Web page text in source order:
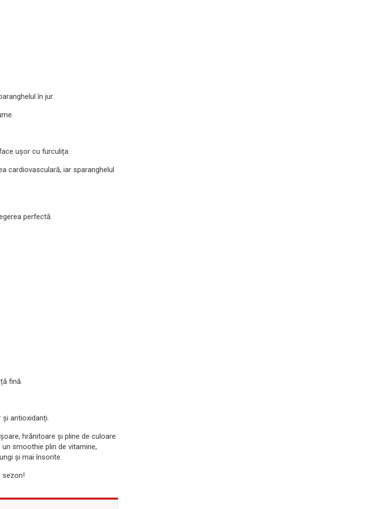
în jur.
ușor cu furculița.
cardiovasculară, iar sparanghelul
perfectă.
fină.
antioxidanți.
hrănitoare și pline de culoare.
smoothie plin de vitamine,
și mai însorite.
sezon!